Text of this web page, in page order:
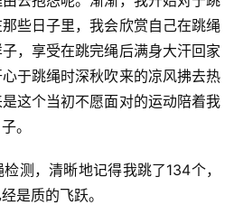
些日子里，我会欣赏自己在跳绳
，享受在跳完绳后满身大汗回家
于跳绳时深秋吹来的凉风拂去热
这个当初不愿面对的运动陪着我
。
测，清晰地记得我跳了134个，
是质的飞跃。